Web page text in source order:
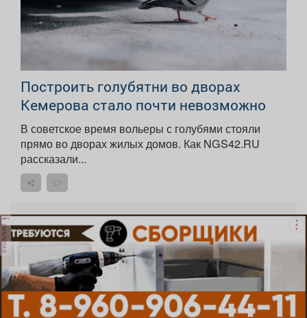
Построить голубятни во дворах
Кемерова стало почти невозможно
В советское время вольеры с голубями стояли
прямо во дворах жилых домов. Как NGS42.RU
рассказали...
реклама